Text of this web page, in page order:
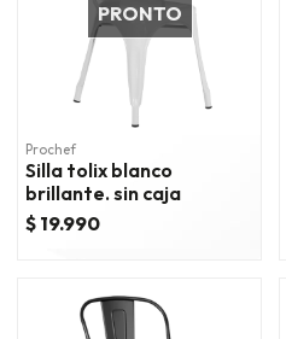
PRONTO
Prochef
Silla tolix blanco
brillante. sin caja
$ 19.990